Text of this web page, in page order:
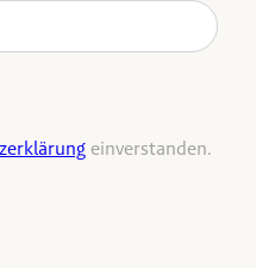
einverstanden.